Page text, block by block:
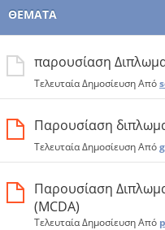
ΘΈΜΑΤΑ
παρουσίαση
Τελευταία Δημοσίευση Από
Παρουσίαση
Τελευταία Δημοσίευση Από
Παρουσίαση
(MCDA)
Τελευταία Δημοσίευση Από